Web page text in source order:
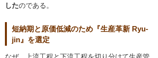
したのである。
短納期と原価低減のため『生産革新 Ryu-
jin』を選定
なぜ、上流工程と下流工程を切り分けて生産管